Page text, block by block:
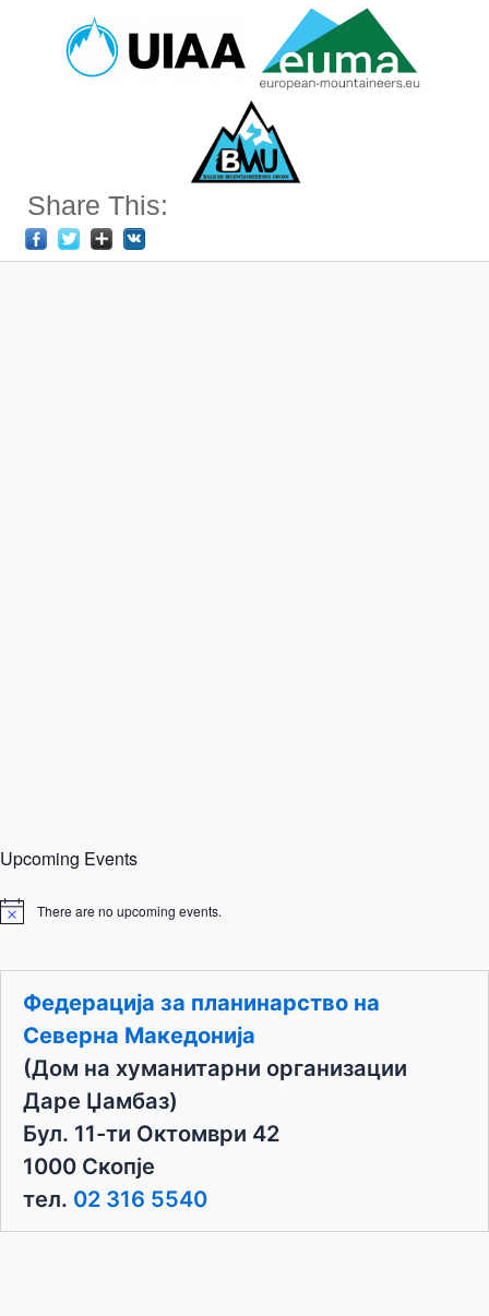
Share This:
Upcoming Events
N
i
There are no upcoming events.
Федерација за планинарство на
Северна Македонија
(Дом на хуманитарни организации
Даре Џамбаз)
Бул. 11-ти Октомври 42
1000 Скопје
тел. 02 316 5540